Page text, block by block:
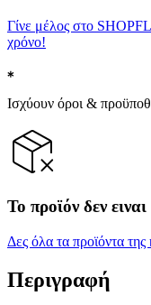
Γίνε μέλος στο
χρόνο!
Ισχύουν όροι &
Το προϊόν δεν
Δες όλα τα προϊόντα της
Περιγραφή